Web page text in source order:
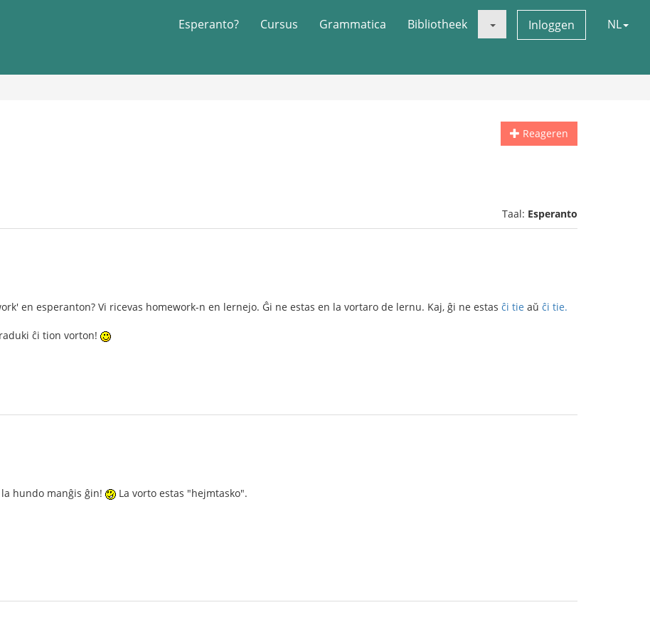
Esperanto? Cursus Grammatica Bibliotheek Inloggen NL
Reageren
Taal: Esperanto
en esperanton? Vi ricevas homework-n en lernejo. Ĝi ne estas en la vortaro de lernu. Kaj, ĝi ne estas ĉi tie aŭ ĉi tie.
ĉi tion vorton!
hundo manĝis ĝin! La vorto estas "hejmtasko".